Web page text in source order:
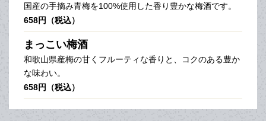
国産の手摘み青梅を100%使用した香り豊かな梅酒です。
658円（税込）
まっこい梅酒
和歌山県産梅の甘くフルーティな香りと、コクのある豊か
な味わい。
658円（税込）